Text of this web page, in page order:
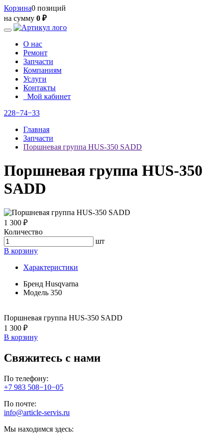
Корзина0 позиций
на сумму 0 ₽
О нас
Ремонт
Запчасти
Компаниям
Услуги
Контакты
Мой кабинет
228−74−33
Главная
Запчасти
Поршневая группа HUS-350 SADD
Поршневая группа HUS-350
SADD
1 300 ₽
Количество
шт
В корзину
Характеристики
Бренд Husqvarna
Модель 350
Поршневая группа HUS-350 SADD
1 300 ₽
В корзину
Свяжитесь с нами
По телефону:
+7 983 508−10−05
По почте:
info@article-servis.ru
Мы находимся здесь: